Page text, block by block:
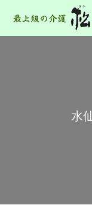
水